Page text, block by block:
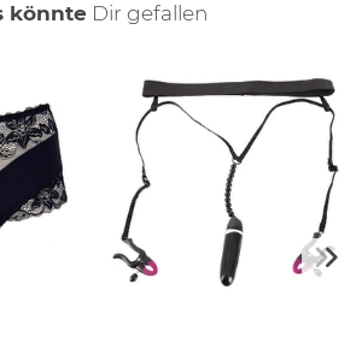
könnte Dir auch
gefallen